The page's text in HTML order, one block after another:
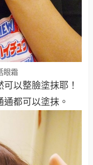
眼霜
以整臉塗抹耶！
都可以塗抹。